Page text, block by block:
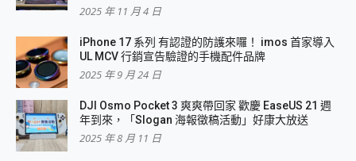
2025 年 11 月 4 日
iPhone 17 系列 有認證的防護來囉！ imos 首家導入
UL MCV 行銷宣告驗證的手機配件品牌
2025 年 9 月 24 日
DJI Osmo Pocket 3 爽爽帶回家 歡慶 EaseUS 21 週
年到來，「Slogan 海報徵稿活動」好康大放送
2025 年 8 月 11 日